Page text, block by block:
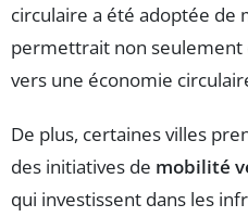
circulaire a été adoptée de
permettrait non seulement
vers une économie
De plus, certaines villes
des initiatives de mobilité
qui investissent dans les